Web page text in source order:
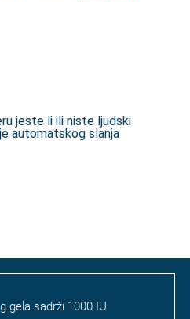
jeste li ili niste ljudski
automatskog slanja
gela sadrži 1000 IU